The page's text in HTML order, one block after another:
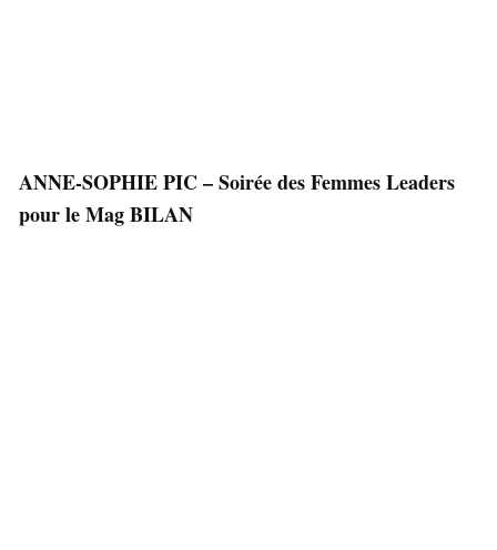
ANNE-SOPHIE PIC – Soirée des Femmes Leaders
pour le Mag BILAN